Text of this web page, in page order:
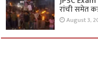
रांची समेत
August 3,